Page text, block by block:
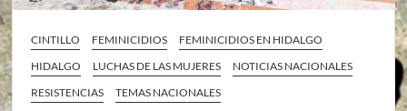
CINTILLO FEMINICIDIOS
FEMINICIDIOS EN HIDALGO
HIDALGO
LUCHAS DE LAS MUJERES
NOTICIAS NACIONALES
RESISTENCIAS
TEMAS NACIONALES